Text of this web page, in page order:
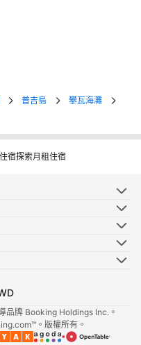
普吉島
攀瓦海灘
宿探索月租住宿
的語言
您使用的貨幣
品牌 Booking Holdings Inc.。
。版權所有。